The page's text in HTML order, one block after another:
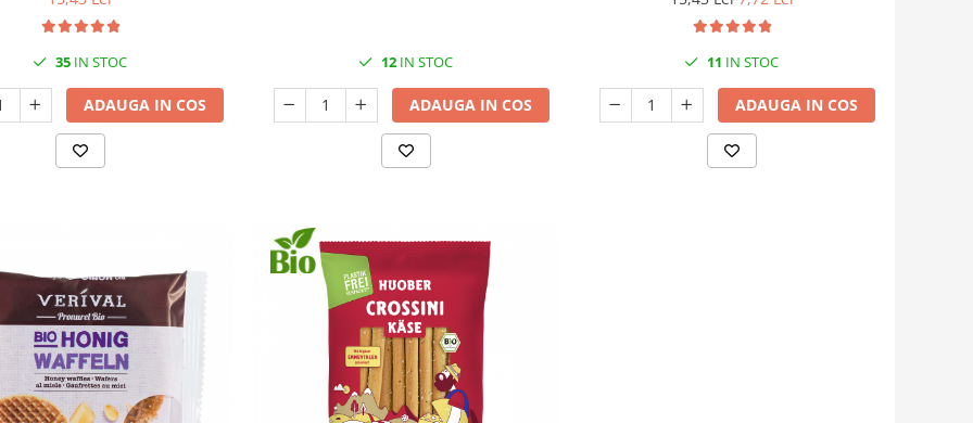
35 IN STOC
ADAUGA IN COS
12 IN STOC
ADAUGA IN COS
11 IN STOC
ADAUGA IN COS